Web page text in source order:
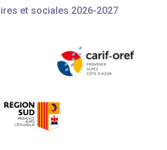
et sociales 2026-2027